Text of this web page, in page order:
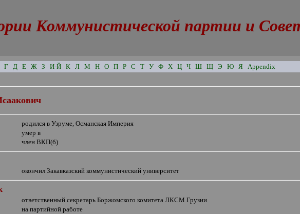
Коммунистической партии и
Г Д Е Ж З И-Й К Л М Н О П Р С Т У Ф Х Ц Ч Ш Щ Э Ю Я Appendix
родился в Узруме, Османская Империя
умер в
член ВКП(б)
окончил Закавказский коммунистический университет
ответственный секретарь Боржомского комитета ЛКСМ Грузии
на партийной работе